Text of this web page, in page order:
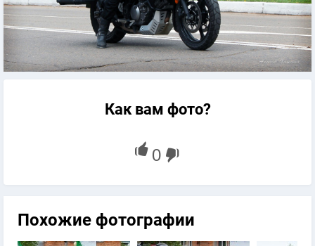
Как вам фото?
Похожие фотографии